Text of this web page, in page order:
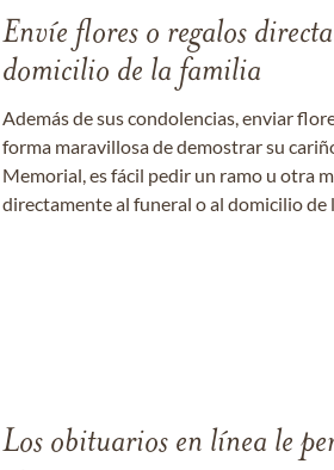
Envíe flores o regalos
domicilio de la familia
Además de sus condolencias, enviar
forma maravillosa de demostrar su
Memorial, es fácil pedir un ramo u otra
directamente al funeral o al domicilio de
Los obituarios en línea le